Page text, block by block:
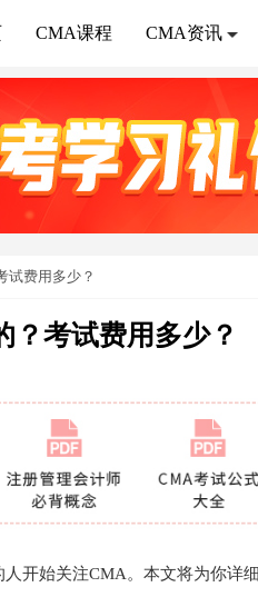
CMA课程 CMA资讯
试费用多少？
？考试费用多少？
开始关注CMA。本文将为你详